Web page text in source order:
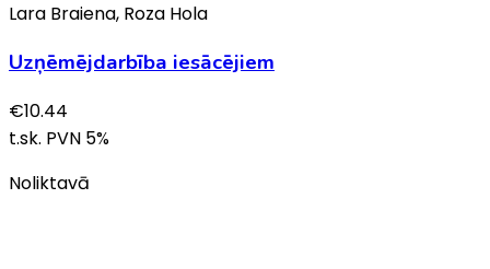
Lara Braiena, Roza Hola
Uzņēmējdarbība iesācējiem
€10.44
t.sk. PVN 5%
Noliktavā